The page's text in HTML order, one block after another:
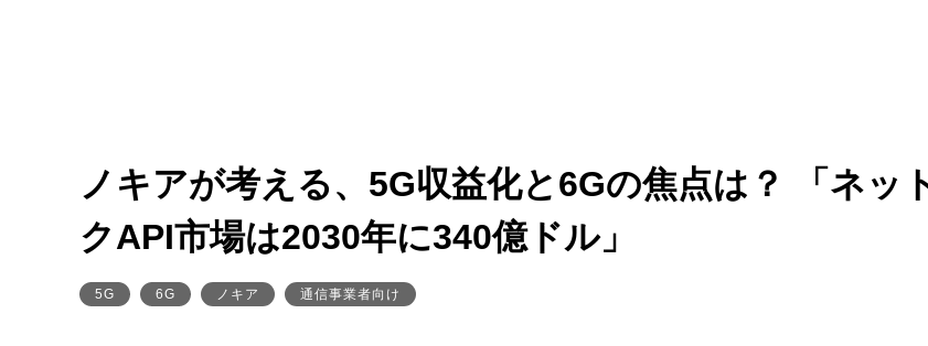
ノキアが考える、5G収益化と6Gの焦点は？ 「ネッ
クAPI市場は2030年に340億ドル」
5G 6G ノキア 通信事業者向け